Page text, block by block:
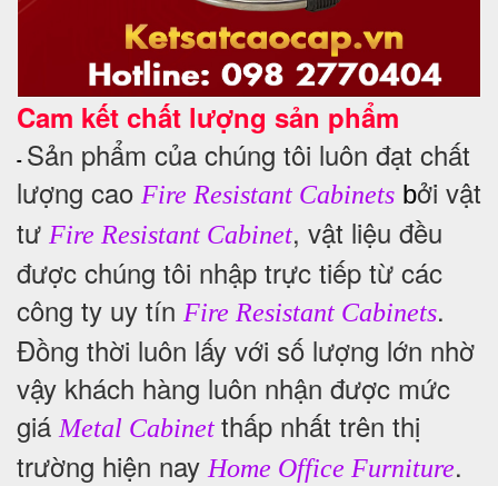
Cam kết chất lượng sản phẩm
- Sản phẩm của chúng tôi luôn đạt chất
lượng cao Fire Resistant Cabinets bởi vật
tư Fire Resistant Cabinet, vật liệu đều
được chúng tôi nhập trực tiếp từ các
công ty uy tín Fire Resistant Cabinets.
Đồng thời luôn lấy với số lượng lớn nhờ
vậy khách hàng luôn nhận được mức
giáMetal Cabinet thấp nhất trên thị
trường hiện nayHome Office Furniture.